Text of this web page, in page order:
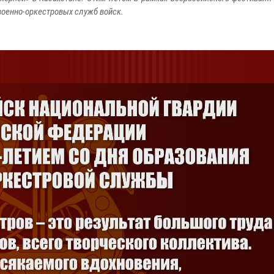
оркестровых служб войск.